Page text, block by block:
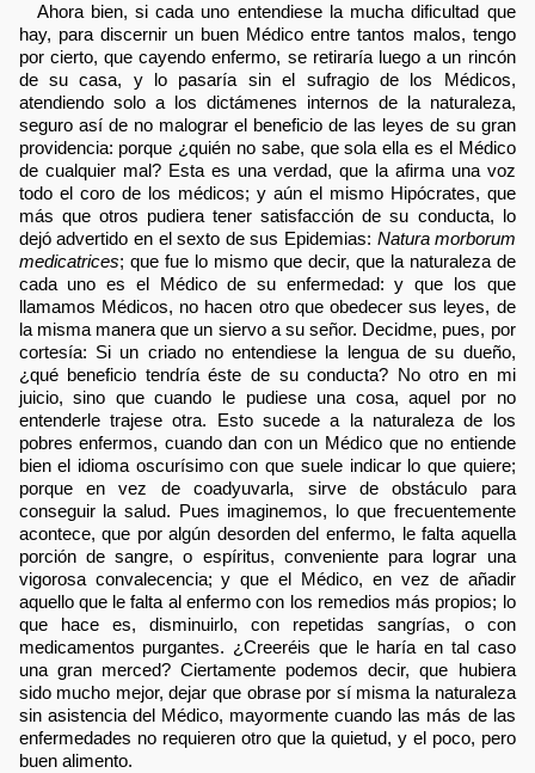
Ahora bien, si cada uno entendiese la mucha dificultad que
hay, para discernir un buen Médico entre tantos malos, tengo
por cierto, que cayendo enfermo, se retiraría luego a un rincón
de su casa, y lo pasaría sin el sufragio de los Médicos,
atendiendo solo a los dictámenes internos de la naturaleza,
seguro así de no malograr el beneficio de las leyes de su gran
providencia: porque ¿quién no sabe, que sola ella es el Médico
de cualquier mal? Esta es una verdad, que la afirma una voz
todo el coro de los médicos; y aún el mismo Hipócrates, que
más que otros pudiera tener satisfacción de su conducta, lo
dejó advertido en el sexto de sus Epidemias: Natura morborum
medicatrices; que fue lo mismo que decir, que la naturaleza de
cada uno es el Médico de su enfermedad: y que los que
llamamos Médicos, no hacen otro que obedecer sus leyes, de
la misma manera que un siervo a su señor. Decidme, pues, por
cortesía: Si un criado no entendiese la lengua de su dueño,
¿qué beneficio tendría éste de su conducta? No otro en mi
juicio, sino que cuando le pudiese una cosa, aquel por no
entenderle trajese otra. Esto sucede a la naturaleza de los
pobres enfermos, cuando dan con un Médico que no entiende
bien el idioma oscurísimo con que suele indicar lo que quiere;
porque en vez de coadyuvarla, sirve de obstáculo para
conseguir la salud. Pues imaginemos, lo que frecuentemente
acontece, que por algún desorden del enfermo, le falta aquella
porción de sangre, o espíritus, conveniente para lograr una
vigorosa convalecencia; y que el Médico, en vez de añadir
aquello que le falta al enfermo con los remedios más propios; lo
que hace es, disminuirlo, con repetidas sangrías, o con
medicamentos purgantes. ¿Creeréis que le haría en tal caso
una gran merced? Ciertamente podemos decir, que hubiera
sido mucho mejor, dejar que obrase por sí misma la naturaleza
sin asistencia del Médico, mayormente cuando las más de las
enfermedades no requieren otro que la quietud, y el poco, pero
buen alimento.